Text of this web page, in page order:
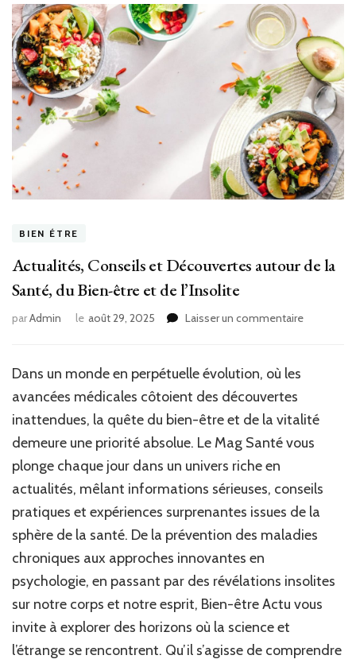
BIEN ÉTRE
Actualités, Conseils et Découvertes autour de la
Santé, du Bien-être et de l’Insolite
parAdmin le août 29, 2025 Laisser un commentairesur
de
Santé,
Bien-
et
de
Dans un monde en perpétuelle évolution, où les
avancées médicales côtoient des découvertes
inattendues, la quête du bien-être et de la vitalité
demeure une priorité absolue. Le Mag Santé vous
plonge chaque jour dans un univers riche en
actualités, mêlant informations sérieuses, conseils
pratiques et expériences surprenantes issues de la
sphère de la santé. De la prévention des maladies
chroniques aux approches innovantes en
psychologie, en passant par des révélations insolites
sur notre corps et notre esprit, Bien-être Actu vous
invite à explorer des horizons où la science et
l’étrange se rencontrent. Qu’il s’agisse de comprendre